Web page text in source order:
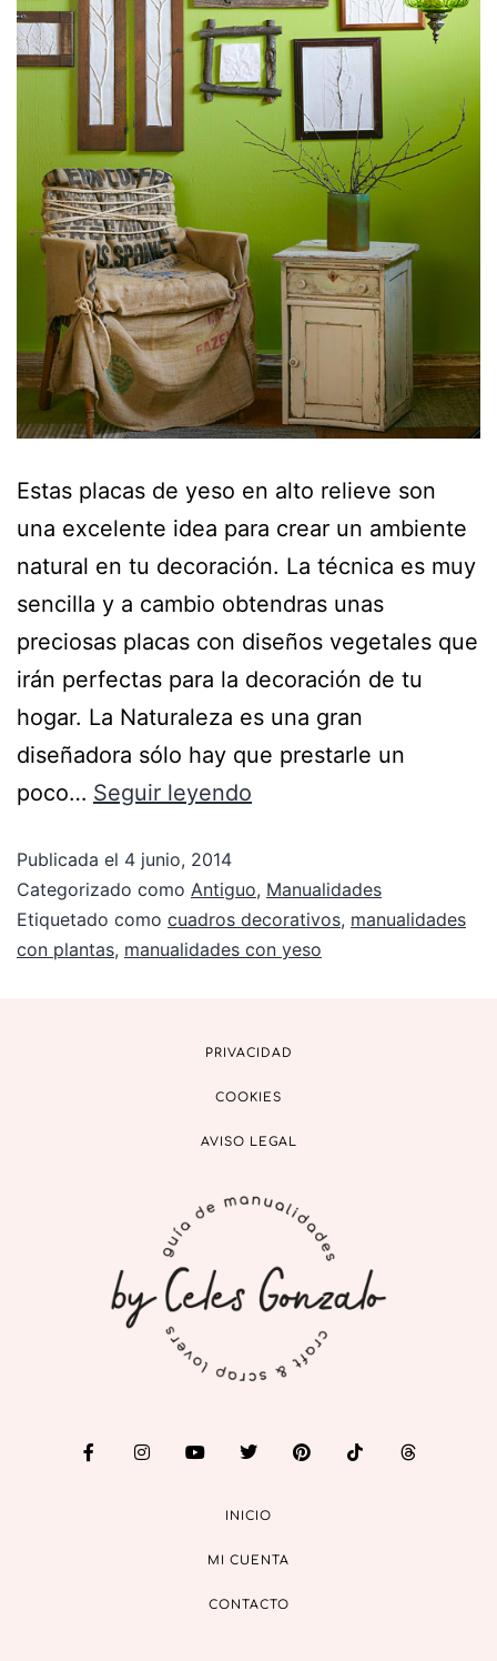
Estas placas de yeso en alto relieve son
una excelente idea para crear un ambiente
natural en tu decoración. La técnica es muy
sencilla y a cambio obtendras unas
preciosas placas con diseños vegetales que
irán perfectas para la decoración de tu
hogar. La Naturaleza es una gran
diseñadora sólo hay que prestarle un
poco… Seguir leyendo
Publicada el 4 junio, 2014
Categorizado como Antiguo, Manualidades
Etiquetado como cuadros decorativos, manualidades
con plantas, manualidades con yeso
PRIVACIDAD
COOKIES
AVISO LEGAL
INICIO
MI CUENTA
CONTACTO